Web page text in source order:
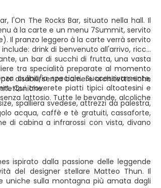
ispirato dalla passione delle leggende
del designer stellare Matteo Thun. Il
uniche sulla montagna più amata dagli
spalliera svedese, attrezzi da palestra,
acqua, caffè e tè gratuiti, cassaforte,
di cabina a infrarossi con vista, divano
disabili/senza barriere architettoniche
l'On The Rocks Bar, situato nella hall. Il
à la carte e un menu 7Summit, servito
Il pranzo leggero à la carte verrà servito
drink di benvenuto all'arrivo, ricca
un bar di succhi di frutta, una vasta
tra specialità preparate al momento
culinaria speciale. Successivamente,
Qui troverete piatti tipici altoatesini e
lattosio. Tutte le bevande, alcoliche